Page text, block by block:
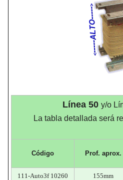
Línea 50 y/o
La tabla detallada será
Código Prof. aprox.
111-Auto3f 10260 155mm